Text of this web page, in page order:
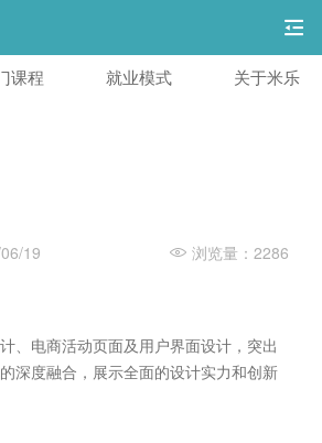
课程 就业模式 关于米乐
19 浏览量：2286
、电商活动页面及用户界面设计，突出
深度融合，展示全面的设计实力和创新